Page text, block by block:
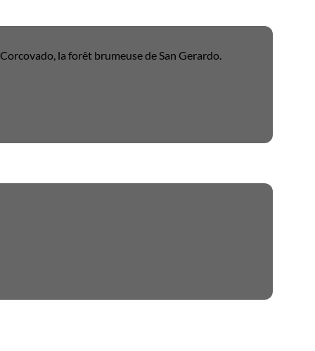
la forêt brumeuse de San Gerardo.